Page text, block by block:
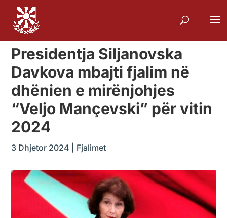
Presidentja Siljanovska
Davkova mbajti fjalim në
dhënien e mirënjohjes
“Veljo Mançevski” për vitin
2024
3 Dhjetor 2024 Fjalimet